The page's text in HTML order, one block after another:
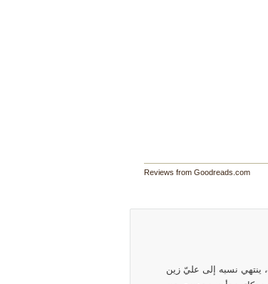
Reviews from Goodreads.com
نسبه إلى عليّ زين